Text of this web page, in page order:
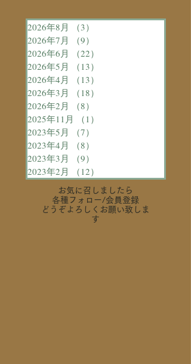
2026年8月 （3）
2026年7月
（9）
2026年6月
（22）
2026年5月
（13）
2026年4月
（13）
2026年3月
（18）
2026年2月
（8）
2025年11月
（1）
2023年5月
（7）
2023年4月
（8）
2023年3月
（9）
2023年2月
（12）
お気に召しましたら
各種フォロー/会員登録
どうぞよろしくお願い致しま
す